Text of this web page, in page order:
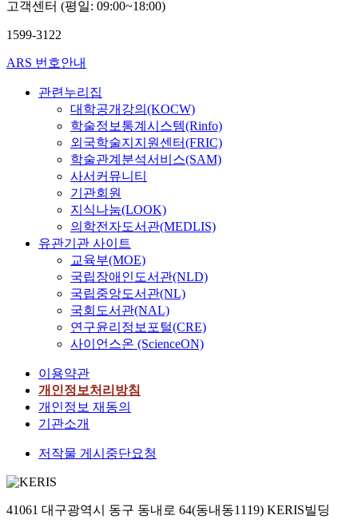
고객센터 (평일: 09:00~18:00)
1599-3122
ARS 번호안내
관련누리집
대학공개강의(KOCW)
학술정보통계시스템(Rinfo)
외국학술지지원센터(FRIC)
학술관계분석서비스(SAM)
사서커뮤니티
기관회원
지식나눔(LOOK)
의학전자도서관(MEDLIS)
유관기관 사이트
교육부(MOE)
국립장애인도서관(NLD)
국립중앙도서관(NL)
국회도서관(NAL)
연구윤리정보포털(CRE)
사이언스온 (ScienceON)
이용약관
개인정보처리방침
개인정보 재동의
기관소개
저작물 게시중단요청
41061 대구광역시 동구 동내로 64(동내동1119) KERIS빌딩